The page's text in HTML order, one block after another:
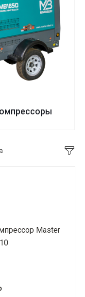
Master